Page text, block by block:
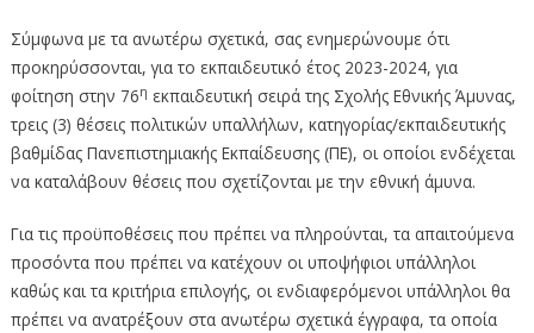
Σύμφωνα με τα ανωτέρω σχετικά, σας ενημερώνουμε ότι
προκηρύσσονται, για το εκπαιδευτικό έτος 2023-2024, για
φοίτηση στην 76η εκπαιδευτική σειρά της Σχολής Εθνικής Άμυνας,
τρεις (3) θέσεις πολιτικών υπαλλήλων, κατηγορίας/εκπαιδευτικής
βαθμίδας Πανεπιστημιακής Εκπαίδευσης (ΠΕ), οι οποίοι ενδέχεται
να καταλάβουν θέσεις που σχετίζονται με την εθνική άμυνα.
Για τις προϋποθέσεις που πρέπει να πληρούνται, τα απαιτούμενα
προσόντα που πρέπει να κατέχουν οι υποψήφιοι υπάλληλοι
καθώς και τα κριτήρια επιλογής, οι ενδιαφερόμενοι υπάλληλοι θα
πρέπει να ανατρέξουν στα ανωτέρω σχετικά έγγραφα, τα οποία